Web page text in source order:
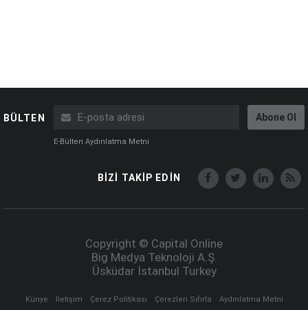
BÜLTEN Abone Ol
E-Bülten Aydınlatma Metni
BİZİ TAKİP EDİN
Copyright © Capital Online
Big Medya Teknoloji A.Ş.
Üsküdar İstanbul Turkey
Künye İletişim Çerez Politikası Çerezleri Sıfırla Aydınlatma Metni